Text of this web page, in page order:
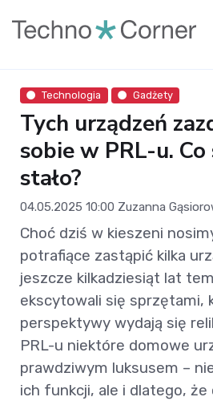
Technologia Gadżety
Tych urządzeń
sobie w PRL-u. Co
stało?
04.05.2025 10:00 Zuzanna
Choć dziś w kieszeni
potrafiące zastąpić kilka
jeszcze kilkadziesiąt lat
ekscytowali się sprzętami,
perspektywy wydają się
PRL-u niektóre domowe
prawdziwym luksusem –
ich funkcji, ale i dlatego, że